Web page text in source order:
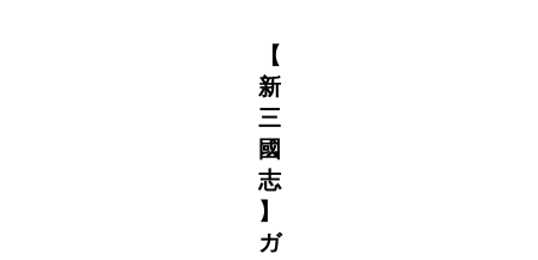
【
新
三
國
志
】
ガ